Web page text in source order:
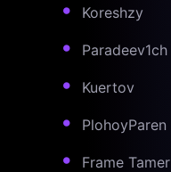
Koreshzy
Paradeev1ch
Kuertov
PlohoyParen
Frame Tamer